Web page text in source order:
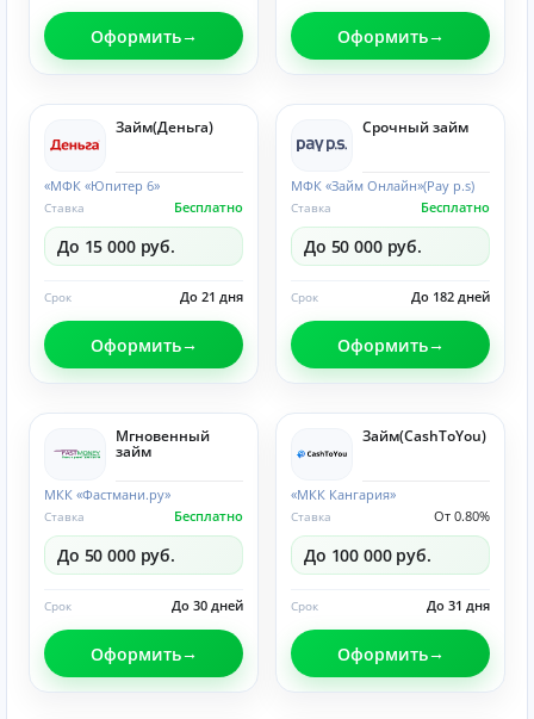
Оформить Оформить
Займ(Деньга)
«МФК «Юпитер 6»
Бесплатно
Ставка
До 15 000 руб.
До 21 дня
Срок
Оформить
Срочный займ
МФК «Займ Онлайн»(Pay p.s)
Бесплатно
Ставка
До 50 000 руб.
До 182 дней
Срок
Оформить
Мгновенный
займ
МКК «Фастмани.ру»
Бесплатно
Ставка
До 50 000 руб.
До 30 дней
Срок
Оформить
Займ(CashToYou)
«МКК Кангария»
От 0.80%
Ставка
До 100 000 руб.
До 31 дня
Срок
Оформить